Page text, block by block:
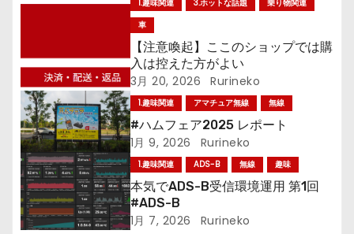
ー
シ
ョ
ン
1.趣味関連 3.ホットな話題
乗り物関連
車
【注意喚起】ここのショップでは購
入は控えた方がよい
3月 20, 2026 Rurineko
1.趣味関連 アマチュア無線 無線
#ハムフェア2025 レポート
1月 9, 2026 Rurineko
1.趣味関連 ADS-B 無線 趣味
本気でADS-B受信環境運用 第1回
#ADS-B
1月 7, 2026 Rurineko